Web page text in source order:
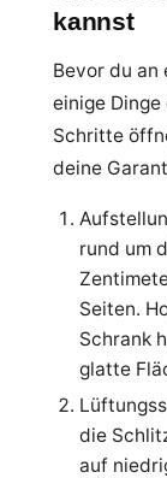
kannst
Bevor du an
einige Dinge
Schritte
deine
rund um
Seiten.
Schrank
glatte
die
auf